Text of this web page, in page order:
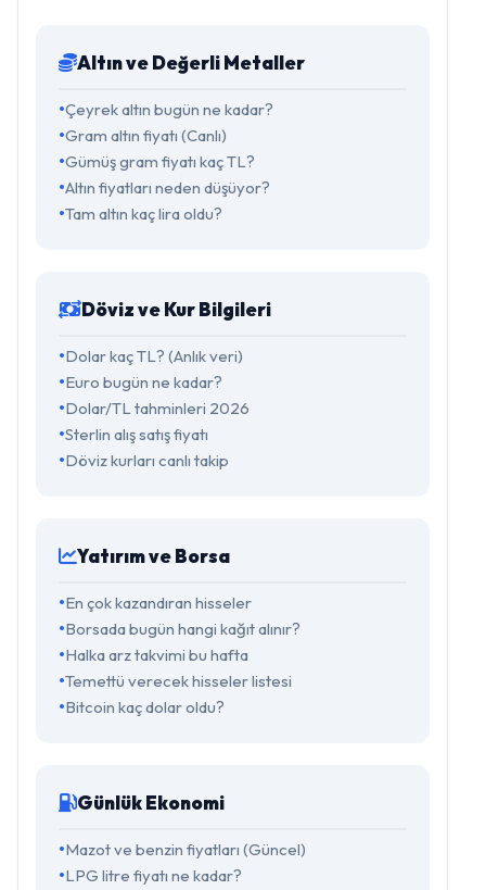
Altın ve Değerli Metaller
Çeyrek altın bugün ne kadar?
Gram altın fiyatı (Canlı)
Gümüş gram fiyatı kaç TL?
Altın fiyatları neden düşüyor?
Tam altın kaç lira oldu?
Döviz ve Kur Bilgileri
Dolar kaç TL? (Anlık veri)
Euro bugün ne kadar?
Dolar/TL tahminleri 2026
Sterlin alış satış fiyatı
Döviz kurları canlı takip
Yatırım ve Borsa
En çok kazandıran hisseler
Borsada bugün hangi kağıt alınır?
Halka arz takvimi bu hafta
Temettü verecek hisseler listesi
Bitcoin kaç dolar oldu?
Günlük Ekonomi
Mazot ve benzin fiyatları (Güncel)
LPG litre fiyatı ne kadar?